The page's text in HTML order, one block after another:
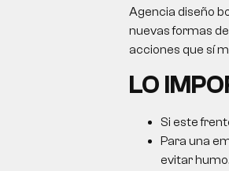
Agencia diseño
nuevas formas
acciones que sí
LO
Si este
Para una
evitar humo.